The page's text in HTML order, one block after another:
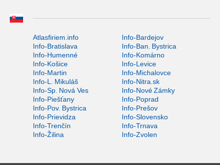
Atlasfiriem.info
Info-Bardejov
Info-Bratislava
Info-Ban. Bystrica
Info-Humenné
Info-Komárno
Info-Košice
Info-Levice
Info-Martin
Info-Michalovce
Info-L. Mikuláš
Info-Nitra.sk
Info-Sp. Nová Ves
Info-Nové Zámky
Info-Piešťany
Info-Poprad
Info-Pov. Bystrica
Info-Prešov
Info-Prievidza
Info-Slovensko
Info-Trenčín
Info-Trnava
Info-Žilina
Info-Zvolen